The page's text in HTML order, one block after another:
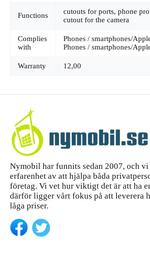
Functions
cutouts for ports, phone
cutout for the camera
Complies
with
Phones / smartphones/
Phones / smartphones/
Warranty 12,00
Nymobil har funnits sedan 2007, och vi
erfarenhet av att hjälpa båda
företag. Vi vet hur viktigt det är att ha
därför ligger vårt fokus på att leverera
låga priser.